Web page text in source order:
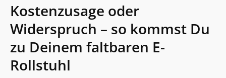
Kostenzusage oder
Widerspruch – so kommst Du
zu Deinem faltbaren E-
Rollstuhl